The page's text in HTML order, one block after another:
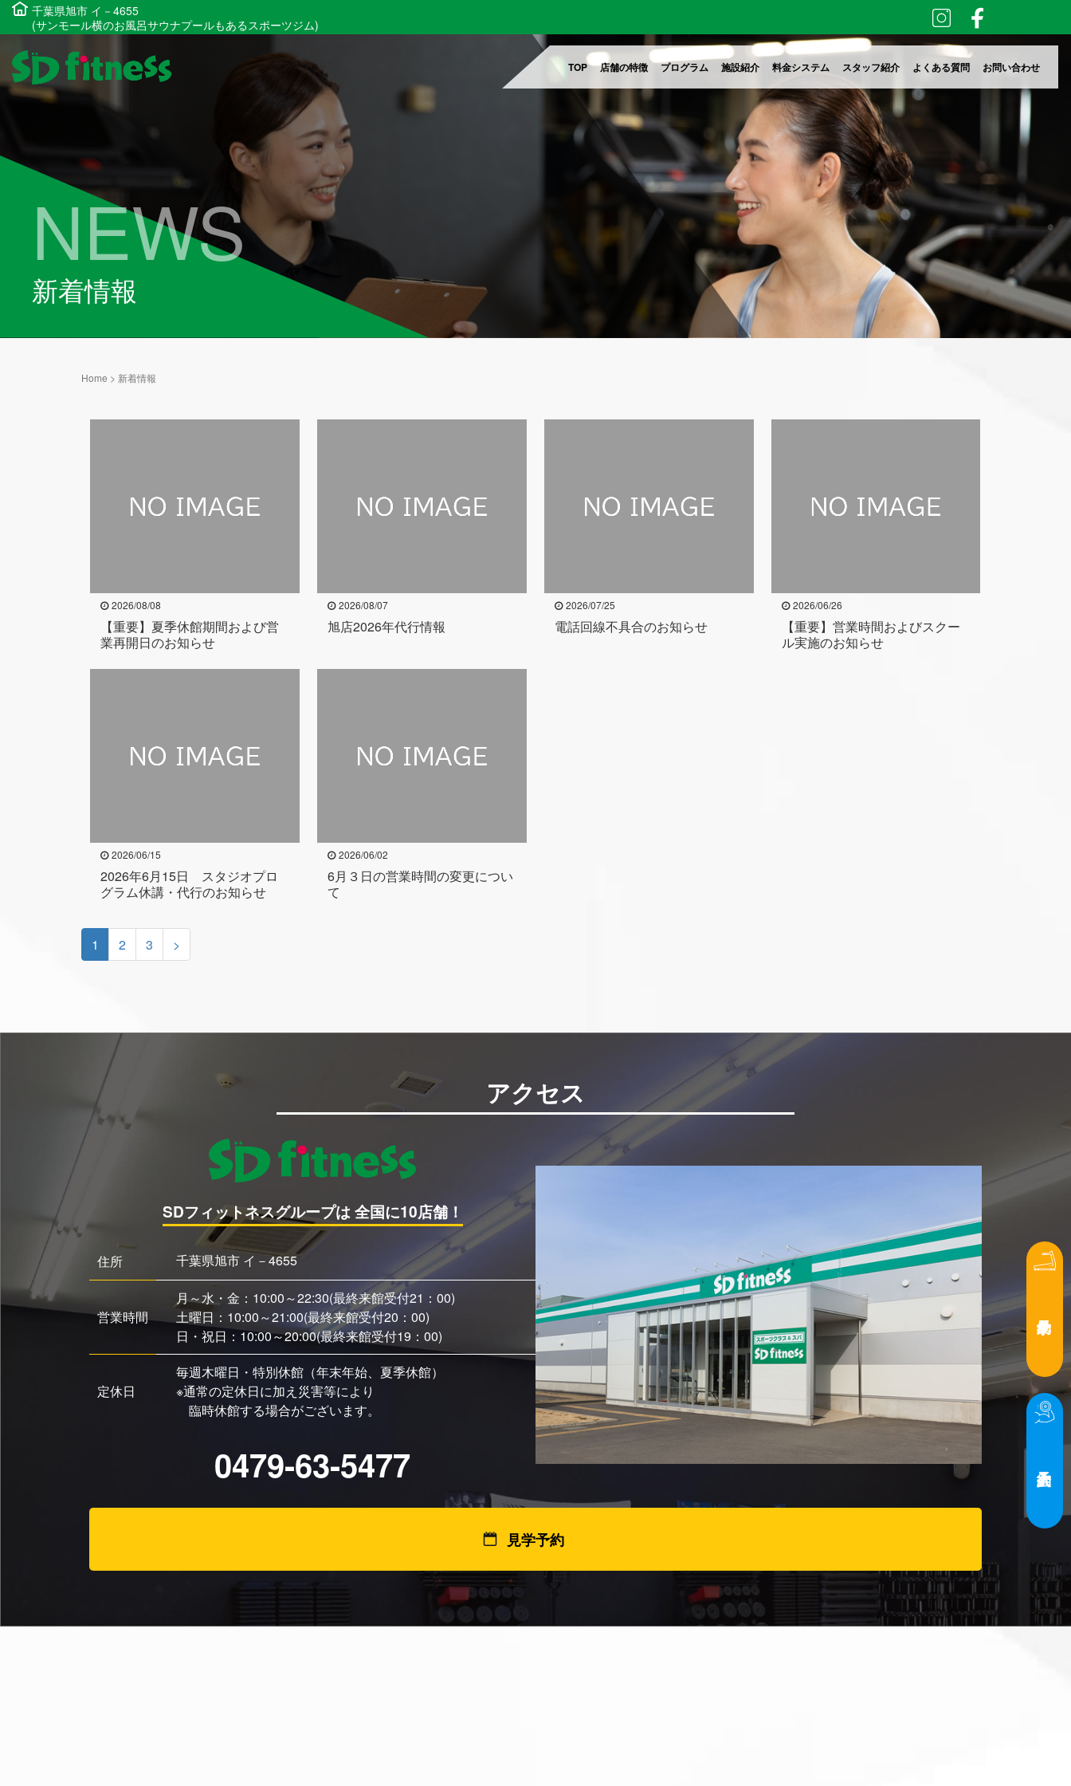
千葉県旭市 イ－4655
(サンモール横のお風呂サウナプールもあるスポーツジム)
TOP 店舗の特徴 プログラム 施設紹介 料金システム スタッフ紹介 よくある質問 お問い合わせ
新着情報
NEWS
Home > 新着情報
2026/08/08
【重要】夏季休館期間および営
業再開日のお知らせ
2026/08/07
旭店2026年代行情報
2026/07/25
電話回線不具合のお知らせ
2026/06/26
【重要】営業時間およびスクー
ル実施のお知らせ
2026/06/15
2026年6月15日 スタジオプロ
グラム休講・代行のお知らせ
2026/06/02
6月３日の営業時間の変更につい
て
1 2 3 >
アクセス
SDフィットネスグループは 全国に10店舗！
住所 千葉県旭市 イ－4655
営業時間
月～水・金：10:00～22:30(最終来館受付21：00)
土曜日：10:00～21:00(最終来館受付20：00)
日・祝日：10:00～20:00(最終来館受付19：00)
定休日
毎週木曜日・特別休館（年末年始、夏季休館）
※通常の定休日に加え災害等により
臨時休館する場合がございます。
0479-63-5477
見学予約